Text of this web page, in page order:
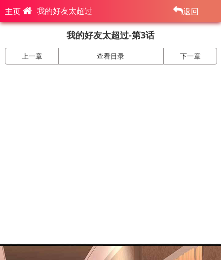
主页 我的好友太超过 返回
我的好友太超过-第3话
上一章 查看目录 下一章